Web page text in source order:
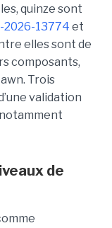
quinze sont
2026-13774 et
elles sont de
composants,
Trois
validation
de